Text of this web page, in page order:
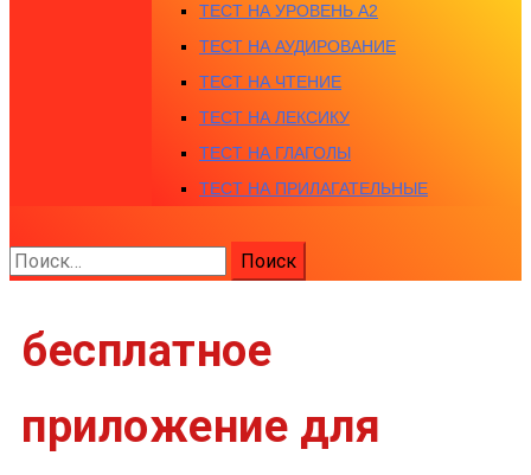
ТЕСТ НА УРОВЕНЬ A2
ТЕСТ НА АУДИРОВАНИЕ
ТЕСТ НА ЧТЕНИЕ
ТЕСТ НА ЛЕКСИКУ
ТЕСТ НА ГЛАГОЛЫ
ТЕСТ НА ПРИЛАГАТЕЛЬНЫЕ
Найти:
бесплатное
приложение для